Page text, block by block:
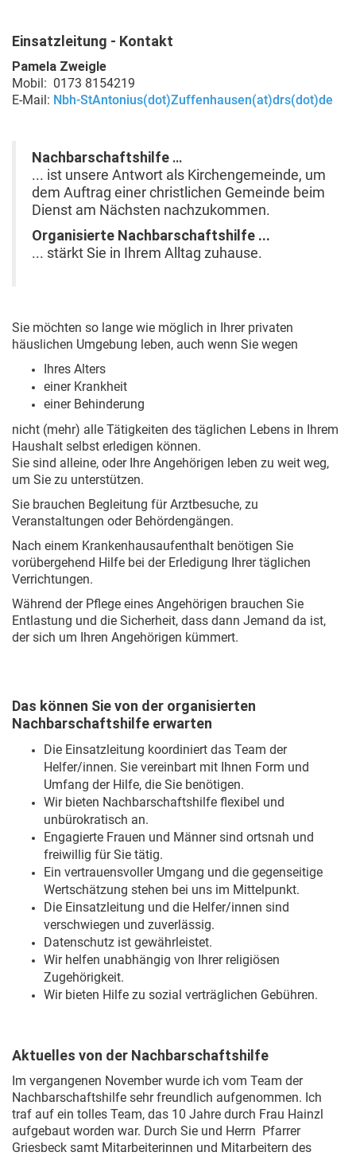
Einsatzleitung - Kontakt
Pamela Zweigle
Mobil: 0173 8154219
E-Mail: Nbh-StAntonius(dot)Zuffenhausen(at)drs(dot)de
Nachbarschaftshilfe ...
... ist unsere Antwort als Kirchengemeinde, um
dem Auftrag einer christlichen Gemeinde beim
Dienst am Nächsten nachzukommen.
Organisierte Nachbarschaftshilfe ...
... stärkt Sie in Ihrem Alltag zuhause.
Sie möchten so lange wie möglich in Ihrer privaten
häuslichen Umgebung leben, auch wenn Sie wegen
Ihres Alters
einer Krankheit
einer Behinderung
nicht (mehr) alle Tätigkeiten des täglichen Lebens in Ihrem
Haushalt selbst erledigen können.
Sie sind alleine, oder Ihre Angehörigen leben zu weit weg,
um Sie zu unterstützen.
Sie brauchen Begleitung für Arztbesuche, zu
Veranstaltungen oder Behördengängen.
Nach einem Krankenhausaufenthalt benötigen Sie
vorübergehend Hilfe bei der Erledigung Ihrer täglichen
Verrichtungen.
Während der Pflege eines Angehörigen brauchen Sie
Entlastung und die Sicherheit, dass dann Jemand da ist,
der sich um Ihren Angehörigen kümmert.
Das können Sie von der organisierten
Nachbarschaftshilfe erwarten
Die Einsatzleitung koordiniert das Team der
Helfer/innen. Sie vereinbart mit Ihnen Form und
Umfang der Hilfe, die Sie benötigen.
Wir bieten Nachbarschaftshilfe flexibel und
unbürokratisch an.
Engagierte Frauen und Männer sind ortsnah und
freiwillig für Sie tätig.
Ein vertrauensvoller Umgang und die gegenseitige
Wertschätzung stehen bei uns im Mittelpunkt.
Die Einsatzleitung und die Helfer/innen sind
verschwiegen und zuverlässig.
Datenschutz ist gewährleistet.
Wir helfen unabhängig von Ihrer religiösen
Zugehörigkeit.
Wir bieten Hilfe zu sozial verträglichen Gebühren.
Aktuelles von der Nachbarschaftshilfe
Im vergangenen November wurde ich vom Team der
Nachbarschaftshilfe sehr freundlich aufgenommen. Ich
traf auf ein tolles Team, das 10 Jahre durch Frau Hainzl
aufgebaut worden war. Durch Sie und Herrn Pfarrer
Griesbeck samt Mitarbeiterinnen und Mitarbeitern des